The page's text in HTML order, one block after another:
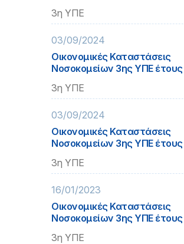
3η ΥΠΕ
03/09/2024
Οικονομικές Καταστάσεις
Νοσοκομείων 3ης ΥΠΕ
3η ΥΠΕ
03/09/2024
Οικονομικές Καταστάσεις
Νοσοκομείων 3ης ΥΠΕ
3η ΥΠΕ
16/01/2023
Οικονομικές Καταστάσεις
Νοσοκομείων 3ης ΥΠΕ έτους
3η ΥΠΕ